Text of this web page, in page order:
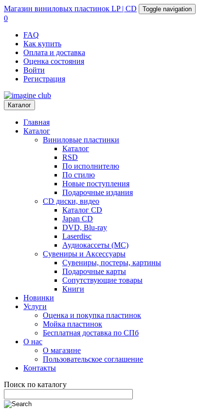
Магазин виниловых пластинок LP | CD Toggle navigation
0
FAQ
Как купить
Оплата и доставка
Оценка состояния
Войти
Регистрация
Каталог
Главная
Каталог
Виниловые пластинки
Каталог
RSD
По исполнителю
По стилю
Новые поступления
Подарочные издания
CD диски, видео
Каталог CD
Japan CD
DVD, Blu-ray
Laserdisc
Аудиокассеты (MC)
Сувениры и Аксессуары
Сувениры, постеры, картины
Подарочные карты
Сопутствующие товары
Книги
Новинки
Услуги
Оценка и покупка пластинок
Мойка пластинок
Бесплатная доставка по СПб
О нас
О магазине
Пользовательское соглашение
Контакты
Поиск по каталогу